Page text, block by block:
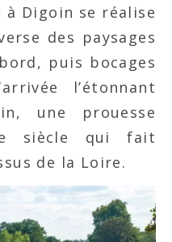
à Digoin se réalise
des paysages
puis bocages
l’étonnant
une prouesse
siècle qui fait
de la Loire.